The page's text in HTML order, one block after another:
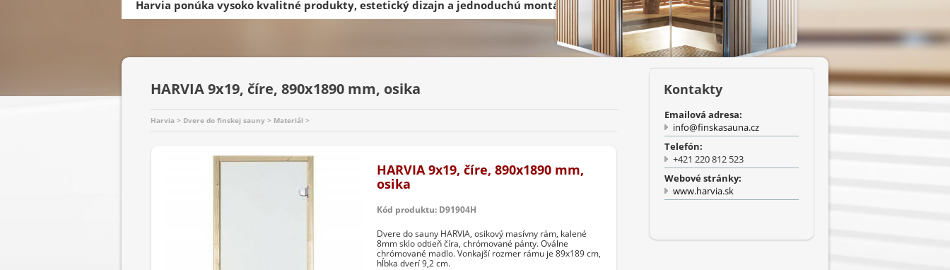
Harvia ponúka vysoko kvalitné produkty, estetický dizajn a jednoduchú montáž
HARVIA 9x19, číre, 890x1890 mm, osika
Harvia > Dvere do finskej sauny > Materiál >
HARVIA 9x19, číre, 890x1890 mm,
osika
Kód produktu: D91904H
Dvere do sauny HARVIA, osikový masívny rám, kalené
8mm sklo odtieň číra, chrómované pánty. Oválne
chrómované madlo. Vonkajší rozmer rámu je 89x189 cm,
hĺbka dverí 9,2 cm.
Kontakty
Emailová adresa:
info@finskasauna.cz
Telefón:
+421 220 812 523
Webové stránky:
www.harvia.sk